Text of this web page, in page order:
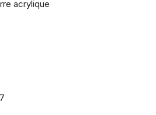
acrylique